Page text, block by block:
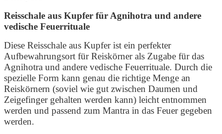
Reisschale aus Kupfer für Agnihotra und andere
vedische Feuerrituale
Diese Reisschale aus Kupfer ist ein perfekter
Aufbewahrungsort für Reiskörner als Zugabe für das
Agnihotra und andere vedische Feuerrituale. Durch die
spezielle Form kann genau die richtige Menge an
Reiskörnern (soviel wie gut zwischen Daumen und
Zeigefinger gehalten werden kann) leicht entnommen
werden und passend zum Mantra in das Feuer gegeben
werden.